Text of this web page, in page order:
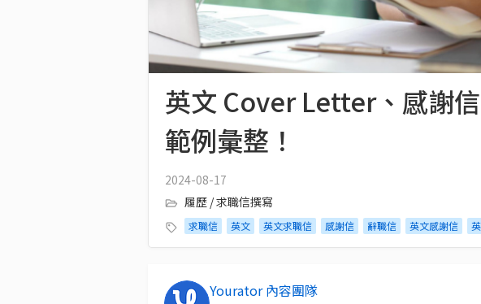
英文 Cover Letter、感謝
範例彙整！
2024-08-17
履歷 / 求職信撰寫
求職信 英文 英文求職信 感謝信 辭職信 英文感謝信
Yourator 內容團隊